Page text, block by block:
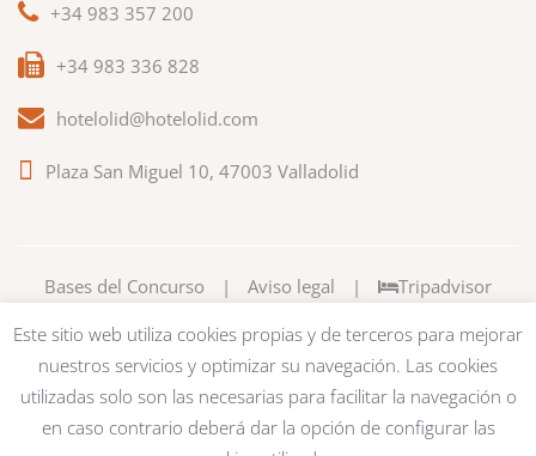
+34 983 357 200
+34 983 336 828
hotelolid@hotelolid.com
Plaza San Miguel 10, 47003 Valladolid
Bases del Concurso | Aviso legal |
Tripadvisor
Este sitio web utiliza cookies propias y de terceros para mejorar
nuestros servicios y optimizar su navegación. Las cookies
utilizadas solo son las necesarias para facilitar la navegación o
en caso contrario deberá dar la opción de configurar las